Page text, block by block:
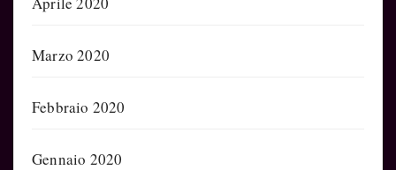
Marzo 2020
Febbraio 2020
Gennaio 2020